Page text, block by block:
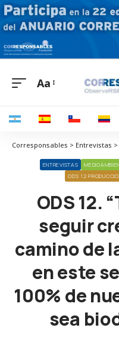
Aa
ENTREVISTAS
ODS 12
ODS 12.
seguir
camino de
en este
100% de
sea